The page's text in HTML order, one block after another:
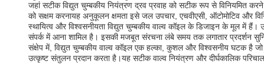
जहां सटीक विद्युत चुम्बकीय नियंत्रण द्रव प्रवाह को सटीक रूप से विनियमित
को सक्षम करनायह अनुकूलन क्षमता इसे जल उपचार, एचवीएसी, ऑटोमोटिव और
स्थायित्व और विश्वसनीयता विद्युत चुम्बकीय वाल्व कॉइल के डिजाइन के मूल में हैं।
संपर्क में आना शामिल है। इसकी मजबूत संरचना लंबे समय तक लगातार प्रदर्शन
संक्षेप में, विद्युत चुम्बकीय वाल्व कॉइल एक हल्का, कुशल और विश्वसनीय घटक है
उत्कृष्ट संतुलन प्रदान करता है।यह सटीक वाल्व नियंत्रण और दीर्घकालिक